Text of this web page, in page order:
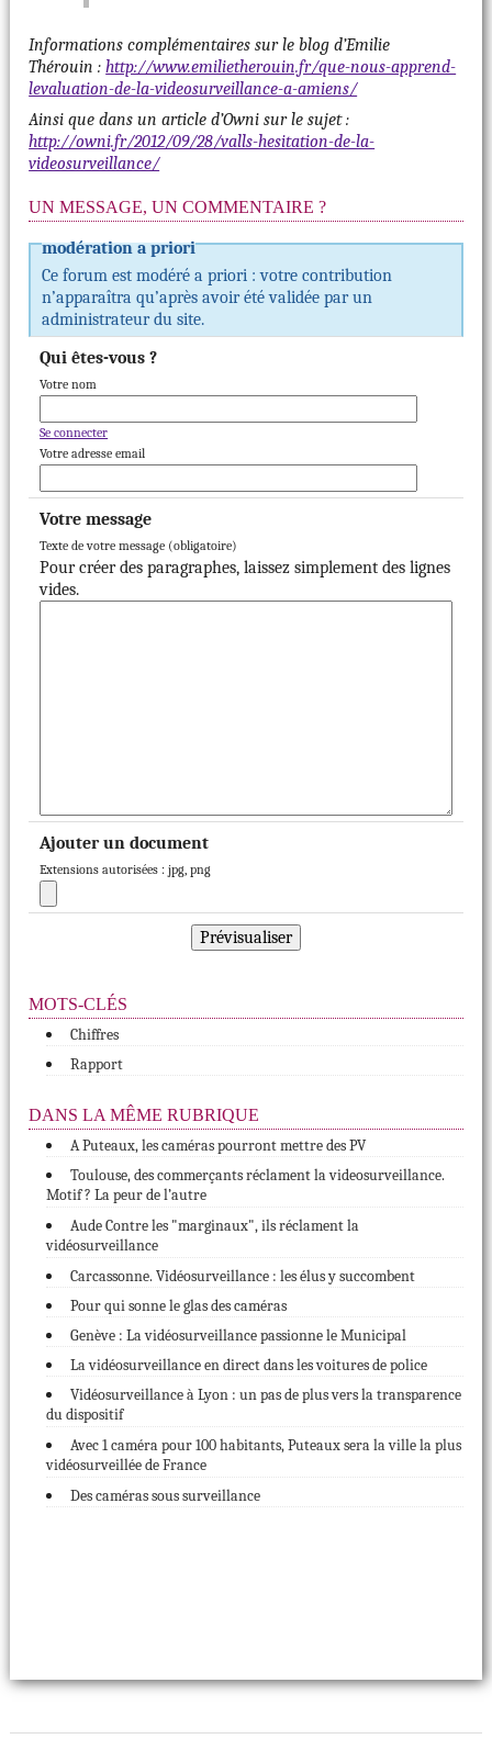
Informations complémentaires sur le blog d’Emilie
Thérouin :http://www.emilietherouin.fr/que-nous-apprend-
levaluation-de-la-videosurveillance-a-amiens/
Ainsi que dans un article d’Owni sur le sujet :
http://owni.fr/2012/09/28/valls-hesitation-de-la-
videosurveillance/
UN MESSAGE, UN COMMENTAIRE ?
modération a priori
Ce forum est modéré a priori : votre contribution
n’apparaîtra qu’après avoir été validée par un
administrateur du site.
Qui êtes-vous ?
Votre nom
Se connecter
Votre adresse email
Votre message
Texte de votre message (obligatoire)
Pour créer des paragraphes, laissez simplement des lignes
vides.
Ajouter un document
Extensions autorisées : jpg, png
MOTS-CLÉS
Chiffres
Rapport
DANS LA MÊME RUBRIQUE
A Puteaux, les caméras pourront mettre des PV
Toulouse, des commerçants réclament la videosurveillance.
Motif ? La peur de l’autre
Aude Contre les "marginaux", ils réclament la
vidéosurveillance
Carcassonne. Vidéosurveillance : les élus y succombent
Pour qui sonne le glas des caméras
Genève : La vidéosurveillance passionne le Municipal
La vidéosurveillance en direct dans les voitures de police
Vidéosurveillance à Lyon : un pas de plus vers la transparence
du dispositif
Avec 1 caméra pour 100 habitants, Puteaux sera la ville la plus
vidéosurveillée de France
Des caméras sous surveillance